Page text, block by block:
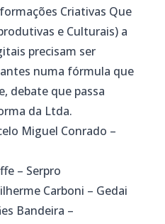
Criativas Que
e Culturais) a
precisam ser
numa fórmula que
debate que passa
da Ltda.
Miguel Conrado –
– Serpro
Carboni – Gedai
Bandeira –